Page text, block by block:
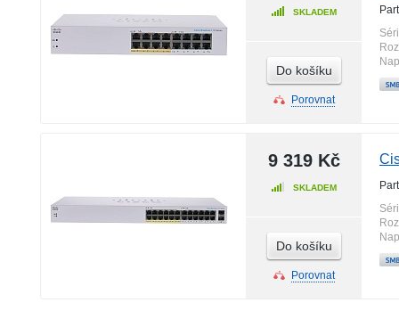
SKLADEM
Do košíku
Porovnat
9 319 Kč
SKLADEM
Do košíku
Porovnat